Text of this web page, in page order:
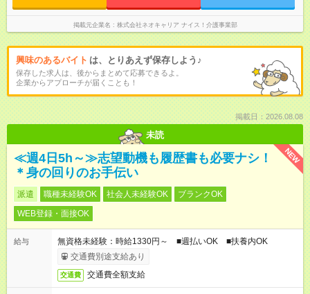
掲載元企業名 株式会社ネオキャリア ナイス！介護事業部
興味のあるバイト は、とりあえず保存しよう♪
保存した求人は、後からまとめて応募できるよ。
企業からアプローチが届くことも！
掲載日：2026.08.08
未読
NEW
≪週4日5h～≫志望動機も履歴書も必要ナシ！
＊身の回りのお手伝い
派遣 職種未経験OK 社会人未経験OK
ブランクOK
WEB登録・面接OK
給与
無資格未経験：時給1330円～ ■週払いOK ■扶養内OK
交通費別途支給あり
交通費 交通費全額支給